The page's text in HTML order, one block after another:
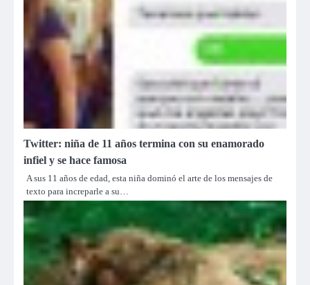
Twitter: niña de 11 años termina con su enamorado
infiel y se hace famosa
A sus 11 años de edad, esta niña dominó el arte de los mensajes de
texto para increparle a su…